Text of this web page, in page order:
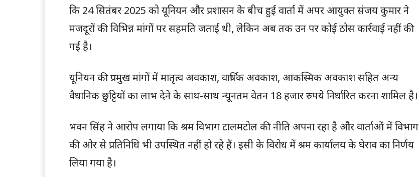
कि 24 सितंबर 2025 को यूनियन और प्रशासन के बीच हुई वार्ता में अपर आयुक्त संजय कुमार ने
मजदूरों की विभिन्न मांगों पर सहमति जताई थी, लेकिन अब तक उन पर कोई ठोस कार्रवाई नहीं की
गई है।
यूनियन की प्रमुख मांगों में मातृत्व अवकाश, वार्षिक अवकाश, आकस्मिक अवकाश सहित अन्य
वैधानिक छुट्टियों का लाभ देने के साथ-साथ न्यूनतम वेतन 18 हजार रुपये निर्धारित करना शामिल है।
भवन सिंह ने आरोप लगाया कि श्रम विभाग टालमटोल की नीति अपना रहा है और वार्ताओं में विभाग
की ओर से प्रतिनिधि भी उपस्थित नहीं हो रहे हैं। इसी के विरोध में श्रम कार्यालय के घेराव का निर्णय
लिया गया है।